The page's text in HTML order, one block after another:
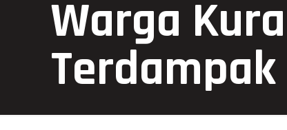
Warga
Terdampak